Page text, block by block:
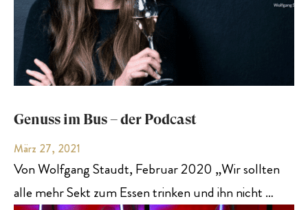
Genuss im Bus – der Podcast
März 27, 2021
Von Wolfgang Staudt, Februar 2020 „Wir sollten
alle mehr Sekt zum Essen trinken und ihn nicht …